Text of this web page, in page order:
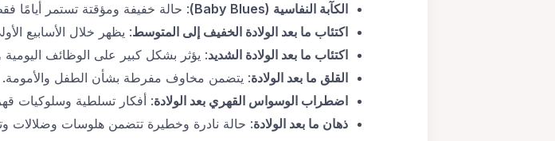
الكآبة النفاسية (Baby Blues)
: حالة خفيفة ومؤقتة تستمر أيامًا
اكتئاب ما بعد الولادة الخفيف إلى المتوسط: يظهر خلال الأسابيع
اكتئاب ما بعد الولادة الشديد: يؤثر بشكل كبير على الوظائف اليومية
القلق ما بعد الولادة: يتضمن مخاوف مفرطة بشأن الطفل والأمومة.
اضطراب الوسواس القهري بعد الولادة: أفكار تسلطية وسلوكيات
ذهان ما بعد الولادة: حالة نادرة وخطيرة تتضمن هلوسات وضلالات